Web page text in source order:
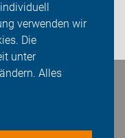
verwenden wir
Die
unter
Alles